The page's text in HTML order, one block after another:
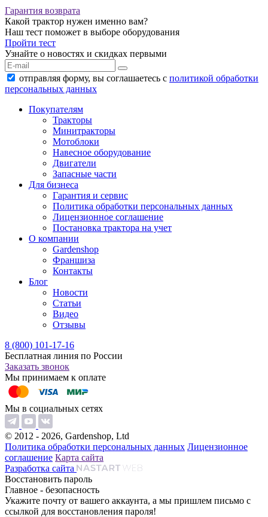
Гарантия возврата
Какой трактор нужен именно вам?
Наш тест поможет в выборе оборудования
Пройти тест
Узнайте о новостях и скидках первыми
отправляя форму, вы соглашаетесь с политикой обработки
персональных данных
Покупателям
Тракторы
Минитракторы
Мотоблоки
Навесное оборудование
Двигатели
Запасные части
Для бизнеса
Гарантия и сервис
Политика обработки персональных данных
Лицензионное соглашение
Постановка трактора на учет
О компании
Gardenshop
Франшиза
Контакты
Блог
Новости
Статьи
Видео
Отзывы
8 (800) 101-17-16
Бесплатная линия по России
Заказать звонок
Мы принимаем к оплате
Мы в социальных сетях
© 2012 - 2026, Gardenshop, Ltd
Политика обработки персональных данных Лицензионное
соглашение Карта сайта
Разработка сайта
Восстановить пароль
Главное - безопасность
Укажите почту от вашего аккаунта, а мы пришлем письмо с
ссылкой для восстановления пароля!